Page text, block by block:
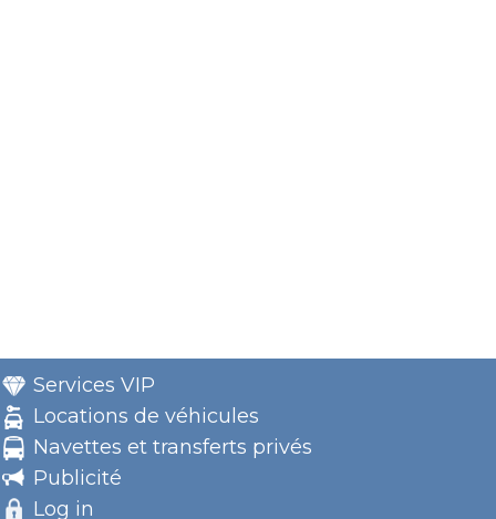
Services VIP
Locations de véhicules
Navettes et transferts privés
Publicité
Log in